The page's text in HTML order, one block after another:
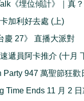
《埋位傾計》｜真？
加利好去處 (上)
慶 27》 直播大派對
遞員阿卡推介 (十月
Party 947 萬聖節狂歡
Time Ends 11 月 2